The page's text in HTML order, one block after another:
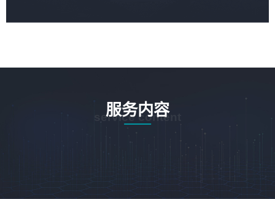
服务内容
service content